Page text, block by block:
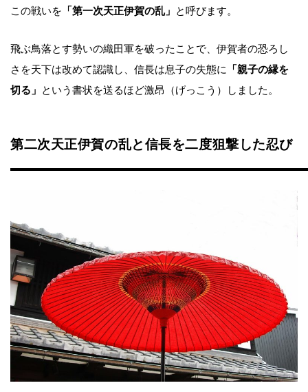
この戦いを 「第一次天正伊賀の乱」 と呼びます。
飛ぶ鳥落とす勢いの織田軍を破ったことで、伊賀者の恐ろし
さを天下は改めて認識し、信長は息子の失態に
「親子の縁を
切る」
という書状を送るほど激昂（げっこう）しました。
第二次天正伊賀の乱と信長を二度狙撃した忍び